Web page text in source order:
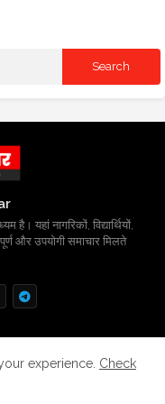
है। यहां नागरिकों, विद्यार्थियों,
और उपयोगी समाचार मिलते
Privacy Policy
experience. Check